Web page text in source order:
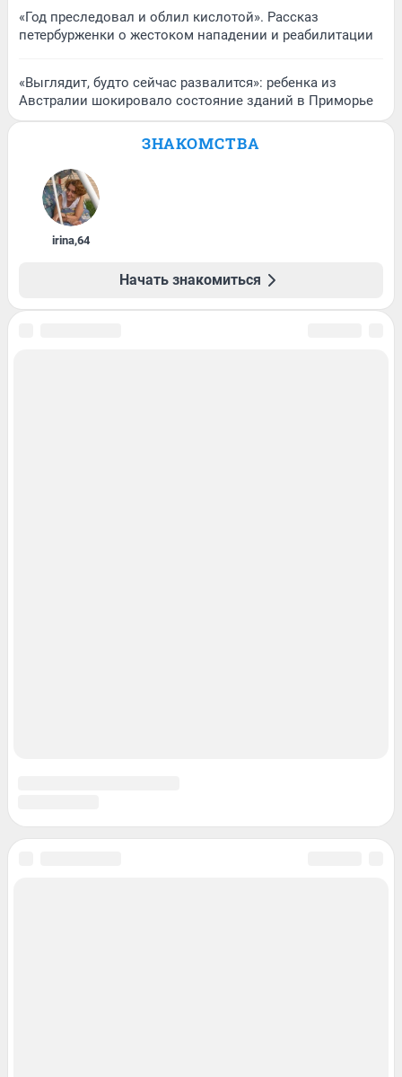
«Год преследовал и облил кислотой». Рассказ
петербурженки о жестоком нападении и реабилитации
«Выглядит, будто сейчас развалится»: ребенка из
Австралии шокировало состояние зданий в Приморье
ЗНАКОМСТВА
irina,64
Начать знакомиться